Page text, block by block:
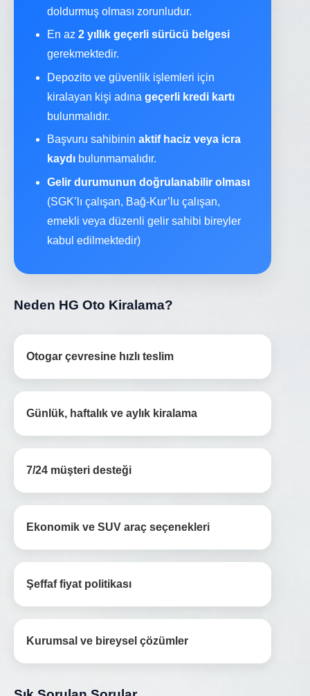
doldurmuş olması zorunludur.
En az 2 yıllık geçerli sürücü belgesi
gerekmektedir.
Depozito ve güvenlik işlemleri için
kiralayan kişi adına geçerli kredi kartı
bulunmalıdır.
Başvuru sahibinin aktif haciz veya icra
kaydı bulunmamalıdır.
Gelir durumunun doğrulanabilir olması
(SGK’lı çalışan, Bağ-Kur’lu çalışan,
emekli veya düzenli gelir sahibi bireyler
kabul edilmektedir)
Neden HG Oto Kiralama?
Otogar çevresine hızlı teslim
Günlük, haftalık ve aylık kiralama
7/24 müşteri desteği
Ekonomik ve SUV araç seçenekleri
Şeffaf fiyat politikası
Kurumsal ve bireysel çözümler